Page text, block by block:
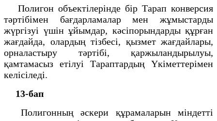
Полигон объектілерінде бір Тарап конверсия
тәртібімен бағдарламалар мен жұмыстарды
жүргізуі үшін ұйымдар, кәсіпорындарды құрған
жағдайда, олардың тізбесі, қызмет жағдайлары,
орналастыру тәртібі, қаржыландырылуы,
қамтамасыз етілуі Тараптардың Үкіметтерімен
келісіледі.
13-бап
Полигонның әскери құрамаларын міндетті